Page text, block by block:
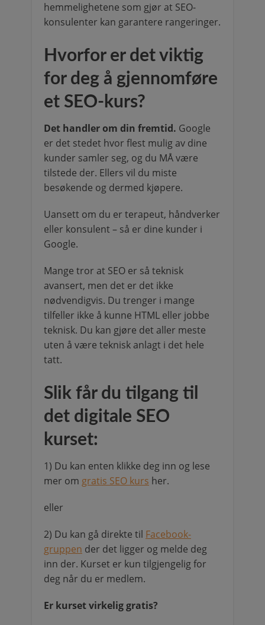
hemmelighetene som gjør at SEO-
konsulenter kan garantere rangeringer.
Hvorfor er det viktig
for deg å gjennomføre
et SEO-kurs?
Det handler om din fremtid. Google
er det stedet hvor flest mulig av dine
kunder samler seg, og du MÅ være
tilstede der. Ellers vil du miste
besøkende og dermed kjøpere.
Uansett om du er terapeut, håndverker
eller konsulent – så er dine kunder i
Google.
Mange tror at SEO er så teknisk
avansert, men det er det ikke
nødvendigvis. Du trenger i mange
tilfeller ikke å kunne HTML eller jobbe
teknisk. Du kan gjøre det aller meste
uten å være teknisk anlagt i det hele
tatt.
Slik får du tilgang til
det digitale SEO
kurset:
1) Du kan enten klikke deg inn og lese
mer om gratis SEO kurs her.
eller
2) Du kan gå direkte til Facebook-
gruppen der det ligger og melde deg
inn der. Kurset er kun tilgjengelig for
deg når du er medlem.
Er kurset virkelig gratis?